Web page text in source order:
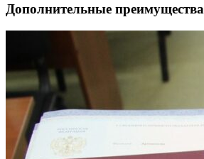
Дополнительные преимущества